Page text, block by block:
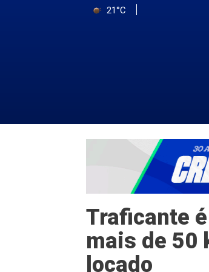
21°C
Traficante
mais de 50
locado